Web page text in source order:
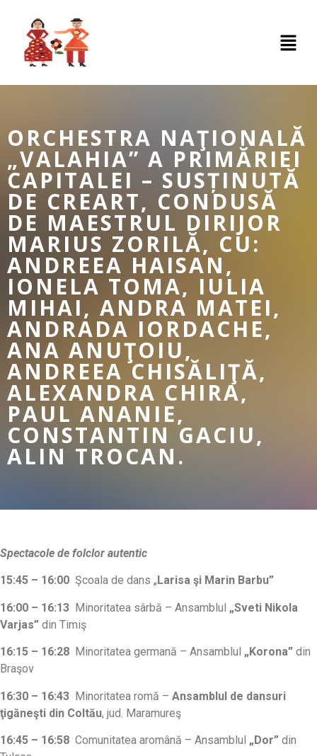
ORCHESTRA NAŢIONALĂ
„VALAHIA” A PRIMĂRIEI
CAPITALEI – SUSȚINUTĂ
DE CREART, CONDUSĂ
DE MAESTRUL DIRIJOR
MARIUS ZORILĂ, CU:
ANDREEA HAISAN,
IONELA TOMA, IULIA
MIHAI, ANDRA MATEI,
ANDRADA IORDACHE,
ANA ANUŢOIU,
ANDREEA CHISĂLIŢĂ,
ALEXANDRA CHIRA,
PAUL ANANIE,
CONSTANTIN GACIU,
ALIN TROCAN.
Spectacole de folclor autentic
15:45 – 16:00 Şcoala de dans „ Larisa şi Marin Barbu”
16:00 – 16:13 Minoritatea sârbă – Ansamblul „Sveti Nikola
Varjas” din Timiş
16:15 – 16:28 Minoritatea germană – Ansamblul „Korona” din
Braşov
16:30 – 16:43 Minoritatea romă – Ansamblul de dansuri
ţigăneşti din Coltău, jud. Maramureş
16:45 – 16:58 Comunitatea aromână – Ansamblul „Dor” din